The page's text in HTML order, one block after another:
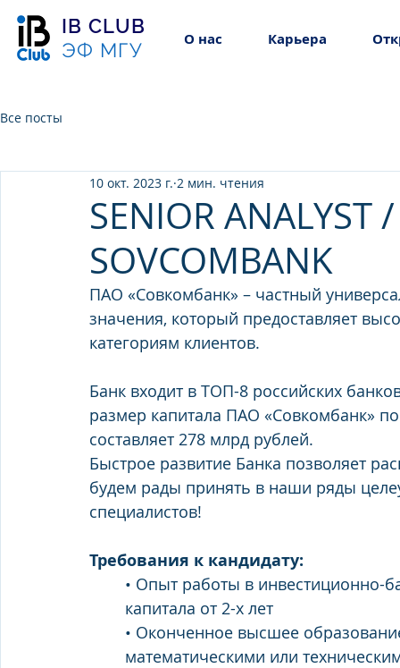
IB CLUB
ЭФ МГУ
О нас Карьера
Все посты
SENIOR ANALYST
SOVCOMBANK
10 окт. 2023 г. 2 мин. чтения
ПАО «Совкомбанк» – частный
значения, который предоставляет
категориям клиентов.
Банк входит в ТОП-8 российских
размер капитала ПАО «Совкомбанк»
составляет 278 млрд рублей.
Быстрое развитие Банка позволяет
будем рады принять в наши ряды
специалистов!
Требования к кандидату:
• Опыт работы в инвестиционно-
капитала от 2-х лет
• Оконченное высшее
математическими или